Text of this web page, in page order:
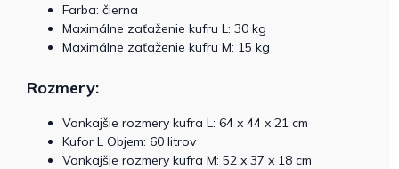
Farba: čierna
Maximálne zaťaženie kufru L: 30 kg
Maximálne zaťaženie kufru M: 15 kg
Rozmery:
Vonkajšie rozmery kufra L: 64 x 44 x 21 cm
Kufor L Objem: 60 litrov
Vonkajšie rozmery kufra M: 52 x 37 x 18 cm